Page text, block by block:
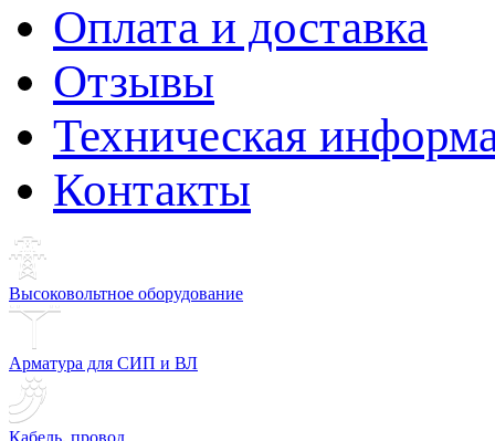
Оплата и доставка
Отзывы
Техническая
Контакты
Высоковольтное оборудование
Арматура для СИП и ВЛ
Кабель, провод